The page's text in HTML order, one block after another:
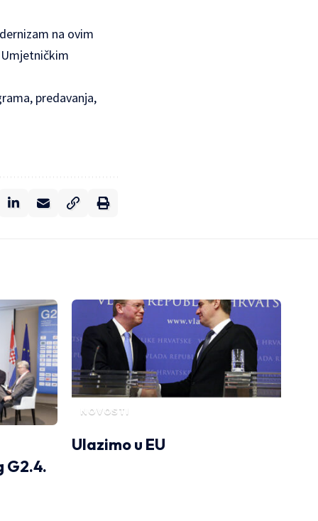
na ovim
predavanja,
G2.4.
NOVOSTI
Ulazimo u EU